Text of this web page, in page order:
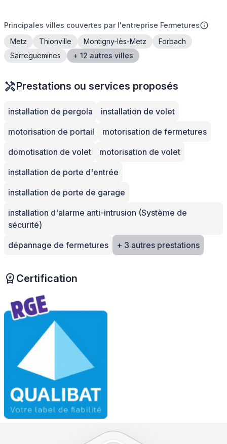
Principales villes couvertes par l'entreprise Fermetures
Metz
Thionville Montigny-lès-Metz
Forbach
Sarreguemines
+ 12 autres villes
Prestations ou services proposés
installation de pergola
installation de volet
motorisation de portail
motorisation de fermetures
domotisation de volet
motorisation de volet
installation de porte d'entrée
installation de porte de garage
installation d'alarme anti-intrusion (Système de
sécurité)
dépannage de fermetures
+ 3 autres prestations
Certification